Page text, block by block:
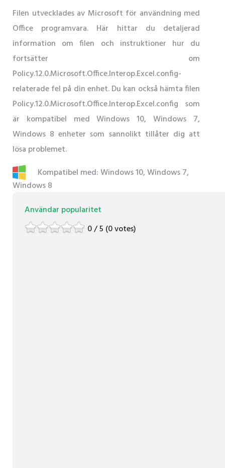
Filen utvecklades av Microsoft för användning med
Office programvara. Här hittar du detaljerad
information om filen och instruktioner hur du
fortsätter om
Policy.12.0.Microsoft.Office.Interop.Excel.config-
relaterade fel på din enhet. Du kan också hämta filen
Policy.12.0.Microsoft.Office.Interop.Excel.config som
är kompatibel med Windows 10, Windows 7,
Windows 8 enheter som sannolikt tillåter dig att
lösa problemet.
Kompatibel med: Windows 10, Windows 7,
Windows 8
Användar popularitet
0 / 5 (0 votes)